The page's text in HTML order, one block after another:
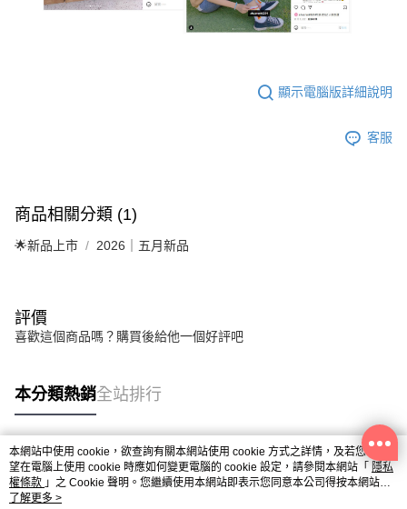
顯示電腦版詳細說明
客服
商品相關分類 (1)
🌟新品上市 2026｜五月新品
評價
喜歡這個商品嗎？購買後給他一個好評吧
本分類熱銷全站排行
熱門標籤
本網站中使用 cookie，欲查詢有關本網站使用 cookie 方式之詳情，及若您不希
望在電腦上使用 cookie 時應如何變更電腦的 cookie 設定，請參閱本網站「 隱私
權條款 」之 Cookie 聲明。您繼續使用本網站即表示您同意本公司得按本網站使
用條款之 Cookie 聲明使用 cookie。
了解更多 >